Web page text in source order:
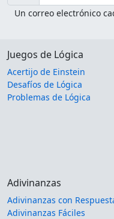
Un correo electrónico
Juegos de Lógica
Acertijo de Einstein
Desafíos de Lógica
Problemas de Lógica
Adivinanzas
Adivinanzas con
Adivinanzas Fáciles